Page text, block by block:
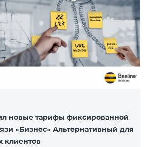
новые тарифы фиксированной
«Бизнес» Альтернативный для
клиентов